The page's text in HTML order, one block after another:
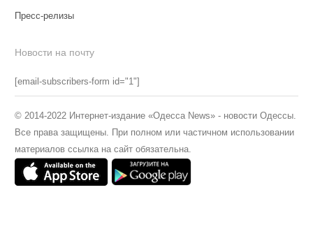
Пресс-релизы
Новости на почту
[email-subscribers-form id="1"]
© 2014-2022 Интернет-издание «Одесса News» - новости Одессы.
Все права защищены. При полном или частичном использовании
материалов ссылка на сайт обязательна.